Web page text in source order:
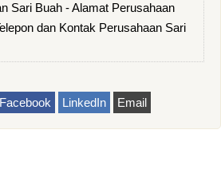
Sari Buah - Alamat Perusahaan
dan Kontak Perusahaan Sari
Facebook LinkedIn Email